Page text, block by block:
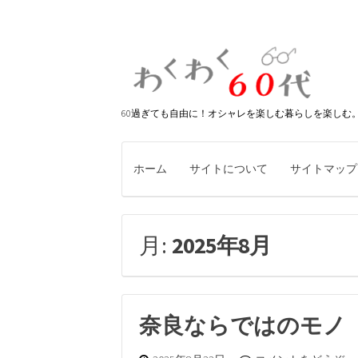
60過ぎても自由に！オシャレを楽しむ暮らしを楽しむ。
ホーム サイトについて サイトマップ
月: 2025年8月
奈良ならではのモノ